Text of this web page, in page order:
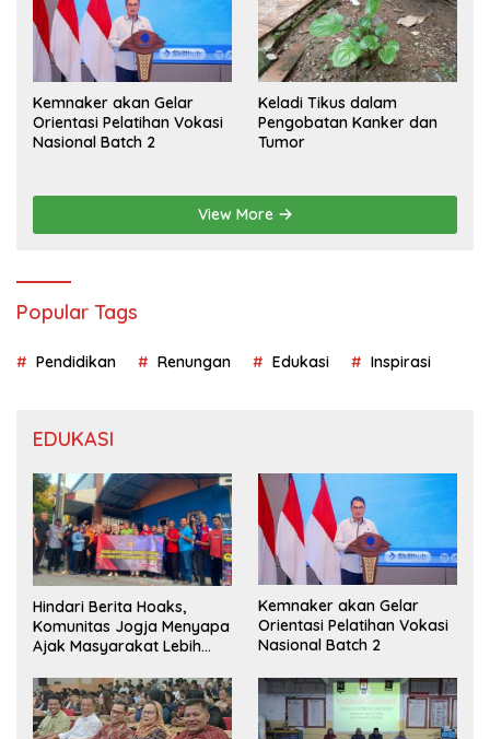
Kemnaker akan Gelar
Orientasi Pelatihan Vokasi
Nasional Batch 2
Keladi Tikus dalam
Pengobatan Kanker dan
Tumor
View More
Popular Tags
Pendidikan Renungan Edukasi Inspirasi
EDUKASI
Hindari Berita Hoaks,
Komunitas Jogja Menyapa
Ajak Masyarakat Lebih
Kemnaker akan Gelar
Orientasi Pelatihan Vokasi
Nasional Batch 2